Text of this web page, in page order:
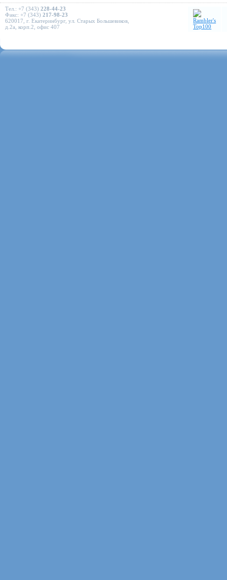
Тел.: +7 (343) 228-44-23
Факс: +7 (343) 217-98-23
620017, г. Екатеринбург, ул. Старых Большевиков,
д.2а, корп.2, офис 407